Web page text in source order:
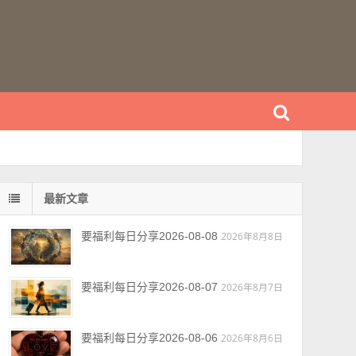
最新文章
要福利每日分享2026-08-08 2026年8月8日
要福利每日分享2026-08-07 2026年8月7日
要福利每日分享2026-08-06 2026年8月6日